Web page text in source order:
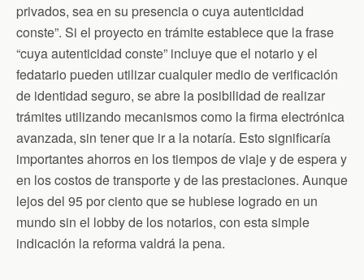
privados, sea en su presencia o cuya autenticidad
conste”. Si el proyecto en trámite establece que la frase
“cuya autenticidad conste” incluye que el notario y el
fedatario pueden utilizar cualquier medio de verificación
de identidad seguro, se abre la posibilidad de realizar
trámites utilizando mecanismos como la firma electrónica
avanzada, sin tener que ir a la notaría. Esto significaría
importantes ahorros en los tiempos de viaje y de espera y
en los costos de transporte y de las prestaciones. Aunque
lejos del 95 por ciento que se hubiese logrado en un
mundo sin el lobby de los notarios, con esta simple
indicación la reforma valdrá la pena.